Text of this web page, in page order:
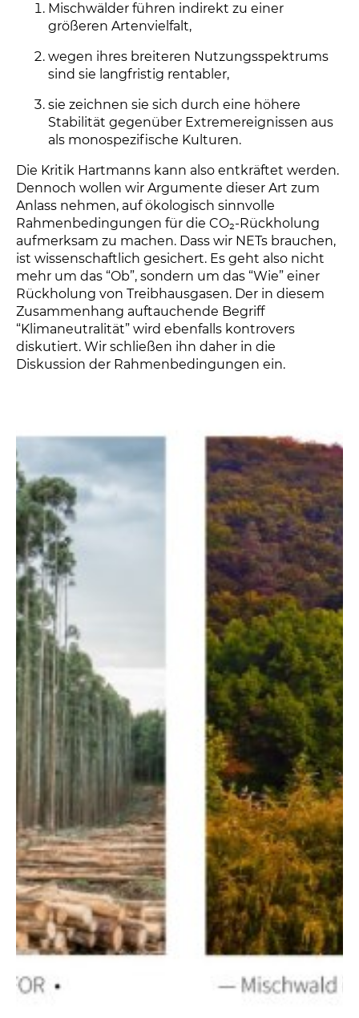
Mischwälder führen indirekt zu einer
größeren Artenvielfalt,
wegen ihres breiteren Nutzungsspektrums
sind sie langfristig rentabler,
sie zeichnen sie sich durch eine höhere
Stabilität gegenüber Extremereignissen aus
als monospezifische Kulturen.
Die Kritik Hartmanns kann also entkräftet werden.
Dennoch wollen wir Argumente dieser Art zum
Anlass nehmen, auf ökologisch sinnvolle
Rahmenbedingungen für die CO₂-Rückholung
aufmerksam zu machen. Dass wir NETs brauchen,
ist wissenschaftlich gesichert. Es geht also nicht
mehr um das “Ob”, sondern um das “Wie” einer
Rückholung von Treibhausgasen. Der in diesem
Zusammenhang auftauchende Begriff
“Klimaneutralität” wird ebenfalls kontrovers
diskutiert. Wir schließen ihn daher in die
Diskussion der Rahmenbedingungen ein.